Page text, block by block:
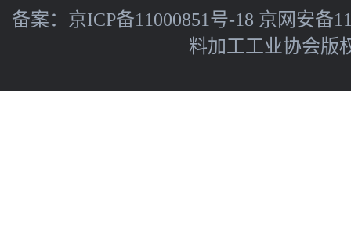
备案： 京ICP备11000851号-18 京网安备
料加工工业协会版